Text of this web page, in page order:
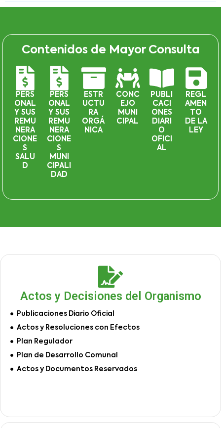
Contenidos de Mayor Consulta
PERS
ONAL
Y SUS
REMU
NERA
CIONE
S
SALU
D
PERS
ONAL
Y SUS
REMU
NERA
CIONE
S
MUNI
CIPALI
DAD
ESTR
UCTU
RA
ORGÁ
NICA
CONC
EJO
MUNI
CIPAL
PUBLI
CACI
ONES
DIARI
O
OFICI
AL
REGL
AMEN
TO
DE LA
LEY
Actos y Decisiones del Organismo
Publicaciones Diario Oficial
Actos y Resoluciones con Efectos
Plan Regulador
Plan de Desarrollo Comunal
Actos y Documentos Reservados